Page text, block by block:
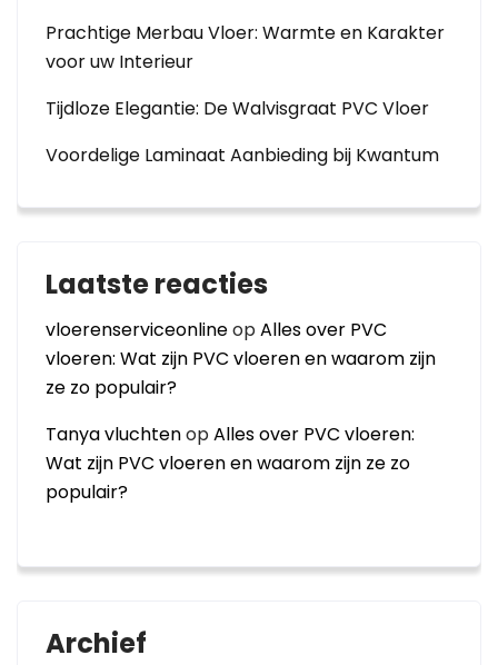
Prachtige Merbau Vloer: Warmte en Karakter
voor uw Interieur
Tijdloze Elegantie: De Walvisgraat PVC Vloer
Voordelige Laminaat Aanbieding bij Kwantum
Laatste reacties
vloerenserviceonlineopAlles over PVC
vloeren: Wat zijn PVC vloeren en waarom zijn
ze zo populair?
Tanya vluchtenopAlles over PVC vloeren:
Wat zijn PVC vloeren en waarom zijn ze zo
populair?
Archief